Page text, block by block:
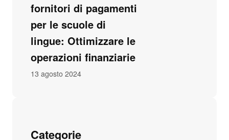
fornitori di pagamenti
per le scuole di
lingue: Ottimizzare le
operazioni finanziarie
13 agosto 2024
Categorie